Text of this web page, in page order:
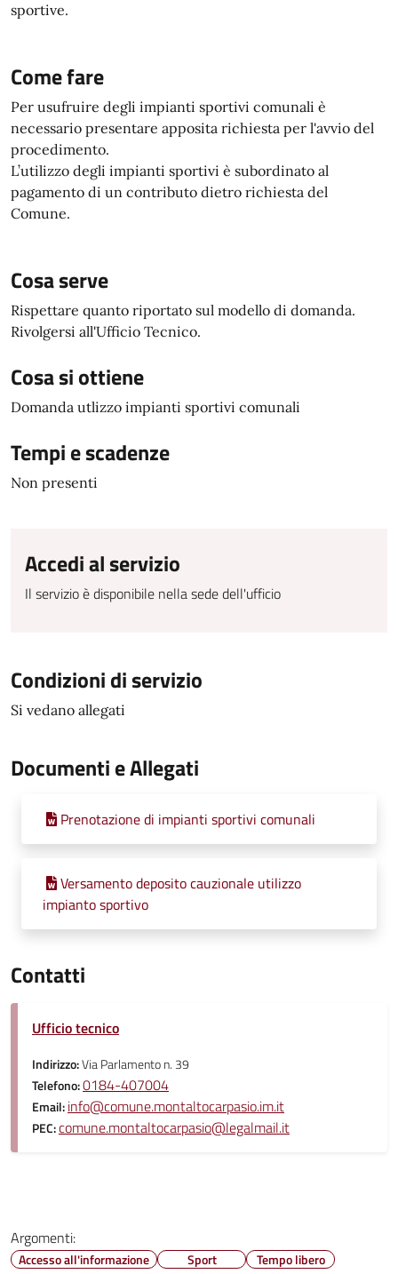
sportive.
Come fare
Per usufruire degli impianti sportivi comunali è
necessario presentare apposita richiesta per l'avvio del
procedimento.
L’utilizzo degli impianti sportivi è subordinato al
pagamento di un contributo dietro richiesta del
Comune.
Cosa serve
Rispettare quanto riportato sul modello di domanda.
Rivolgersi all'Ufficio Tecnico.
Cosa si ottiene
Domanda utlizzo impianti sportivi comunali
Tempi e scadenze
Non presenti
Accedi al servizio
Il servizio è disponibile nella sede dell'ufficio
Condizioni di servizio
Si vedano allegati
Documenti e Allegati
Prenotazione di impianti sportivi comunali
Versamento deposito cauzionale utilizzo
impianto sportivo
Contatti
Ufficio tecnico
Indirizzo:Via Parlamento n. 39
Telefono:0184-407004
Email:info@comune.montaltocarpasio.im.it
PEC:comune.montaltocarpasio@legalmail.it
Argomenti:
Accesso all'informazione Sport Tempo libero